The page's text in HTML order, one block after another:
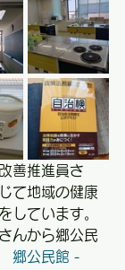
善推進員さ
て地域の健康
しています。
んから郷公民
郷公民館 -